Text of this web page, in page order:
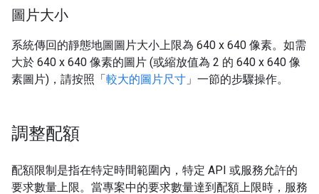
圖片大小
系統傳回的靜態地圖圖片大小上限為 640 x 640 像素。如需
大於 640 x 640 像素的圖片 (或縮放值為 2 的 640 x 640 像
素圖片)，請按照「較大的圖片尺寸 」一節的步驟操作。
調整配額
配額限制是指在特定時間範圍內，特定 API 或服務允許的
要求數量上限。當專案中的要求數量達到配額上限時，服務